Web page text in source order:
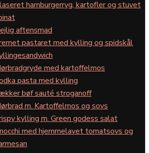
hamburgerryg, kartofler og stuvet
aftensmad
pastaret med kylling og spidskål
med kartoffelmos
pasta med kylling
bøf sauté stroganoff
m. Kartoffelmos og sovs
kylling m. Green godess salat
med hjemmelavet tomatsovs og